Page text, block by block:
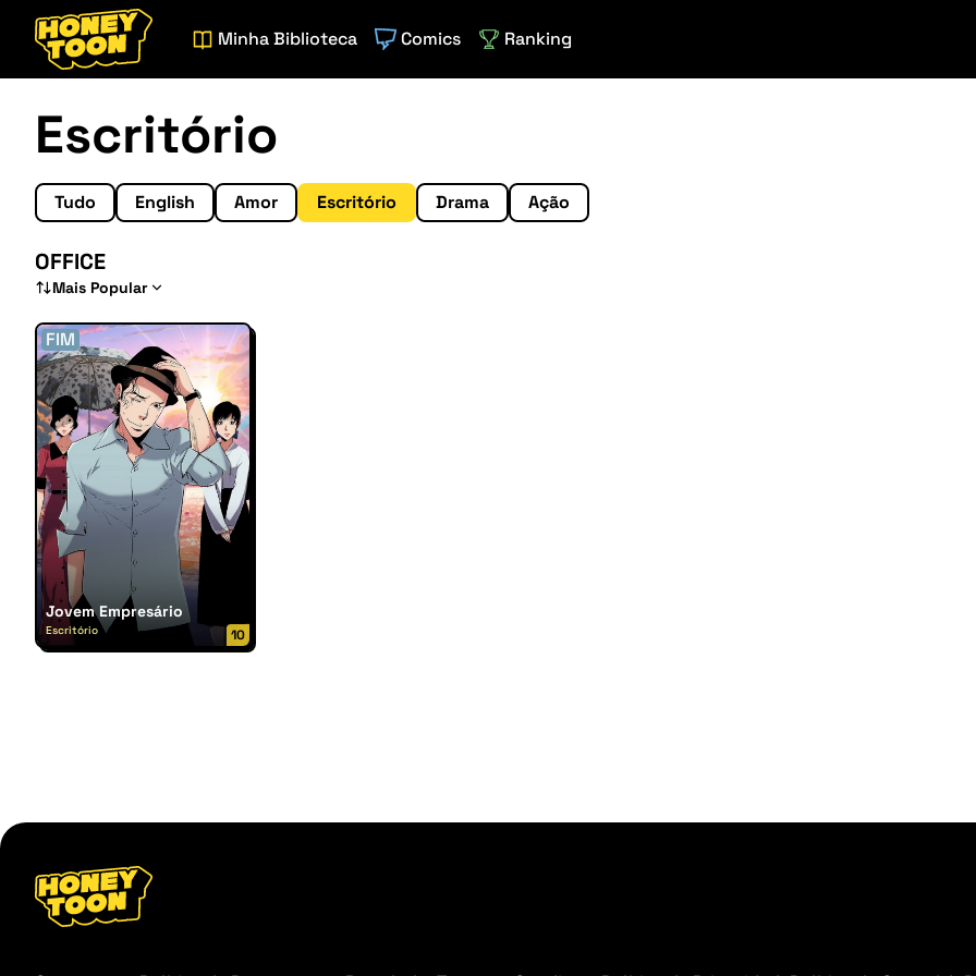
Minha Biblioteca Comics Ranking
Escritório
Tudo English Amor Escritório Drama Ação
OFFICE
Mais Popular
FIM
Jovem Empresário
Escritório 10